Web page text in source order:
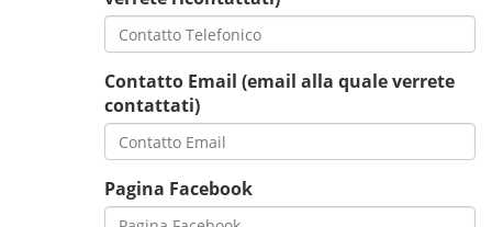
Contatto Email (email alla quale verrete
contattati)
Pagina Facebook